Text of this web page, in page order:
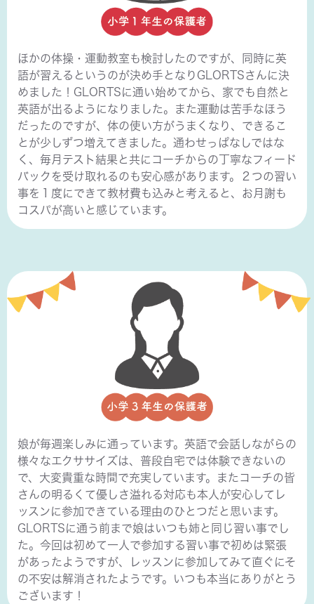
ほかの体操・運動教室も検討したのですが、同時に英
語が習えるというのが決め手となりGLORTSさんに決
めました！GLORTSに通い始めてから、家でも自然と
英語が出るようになりました。また運動は苦手なほう
だったのですが、体の使い方がうまくなり、できるこ
とが少しずつ増えてきました。通わせっぱなしではな
く、毎月テスト結果と共にコーチからの丁寧なフィード
バックを受け取れるのも安心感があります。２つの習い
事を１度にできて教材費も込みと考えると、お月謝も
コスパが高いと感じています。
娘が毎週楽しみに通っています。英語で会話しながらの
様々なエクササイズは、普段自宅では体験できないの
で、大変貴重な時間で充実しています。またコーチの皆
さんの明るくて優しさ溢れる対応も本人が安心してレ
ッスンに参加できている理由のひとつだと思います。
GLORTSに通う前まで娘はいつも姉と同じ習い事でし
た。今回は初めて一人で参加する習い事で初めは緊張
があったようですが、レッスンに参加してみて直ぐにそ
の不安は解消されたようです。いつも本当にありがとう
ございます！